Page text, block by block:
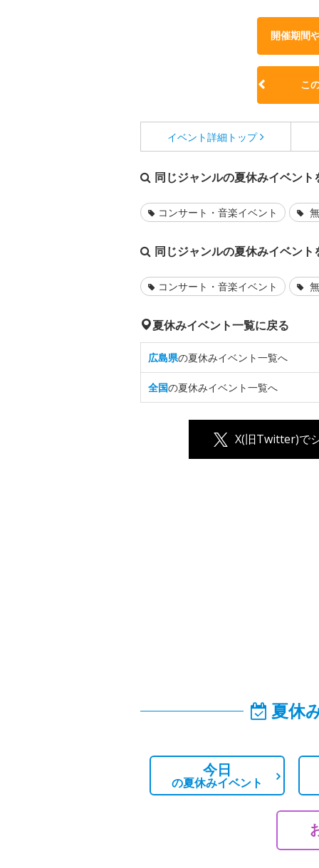
開催期間
こ
イベント詳細 トップ
同じジャンルの夏休みイベント
コンサート・音楽イベント
同じジャンルの夏休みイベント
コンサート・音楽イベント
夏休みイベント一覧に戻る
広島県の夏休みイベント一覧へ
全国の夏休みイベント一覧へ
X(旧Twitter)で
夏休
今日
の夏休みイベント